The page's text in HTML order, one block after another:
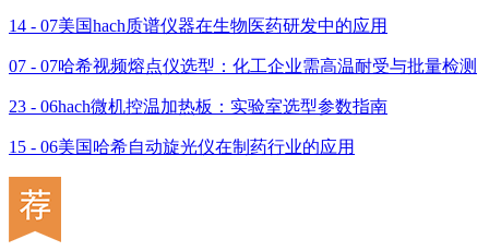
14 - 07美国hach质谱仪器在生物医药研发中的应用
07 - 07哈希视频熔点仪选型：化工企业需高温耐受与批量检测
23 - 06hach微机控温加热板：实验室选型参数指南
15 - 06美国哈希自动旋光仪在制药行业的应用